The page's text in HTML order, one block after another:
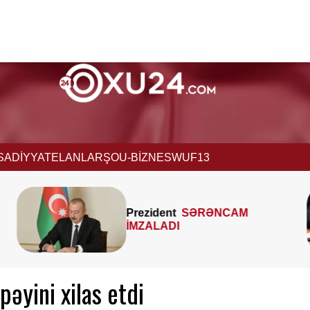
ELANLARŞOU-BİZNESWUF13
MTK-ların mənzil sahəsini
çöldən-çölə ölçməsi
qanunidirmi? –
xilas etdi